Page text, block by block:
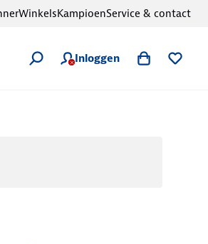
Inloggen
WinkelsKampioenService & contact